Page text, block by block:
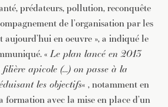
prédateurs, pollution, reconquête
de l’organisation par les
en oeuvre », a indiqué le
«Le plan lancé en 2013
apicole (…) on passe à la
les objectifs« , notamment en
formation avec la mise en place d’un